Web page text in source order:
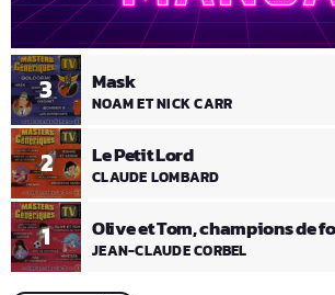
1 Olive et Tom, champions de
JEAN-CLAUDE CORBEL
2 Le Petit Lord
CLAUDE LOMBARD
3 Mask
NOAM ET NICK CARR